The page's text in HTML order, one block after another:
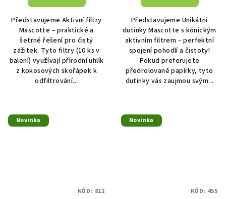
Představujeme Aktivní filtry
Mascotte – praktické a
šetrné řešení pro čistý
zážitek. Tyto filtry (10 ks v
balení) využívají přírodní uhlík
z kokosových skořápek k
odfiltrování...
Představujeme Unikátní
dutinky Mascotte s kónickým
aktivním filtrem – perfektní
spojení pohodlí a čistoty!
Pokud preferujete
předrolované papírky, tyto
dutinky vás zaujmou svým...
Novinka
KÓD: 812
Novinka
KÓD: 455